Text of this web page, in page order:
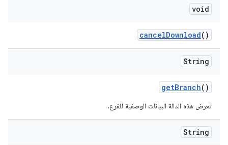
void
cancelDownload()
String
getBranch()
تعرض هذه الدالة البيانات الوصفية للفرع.
String